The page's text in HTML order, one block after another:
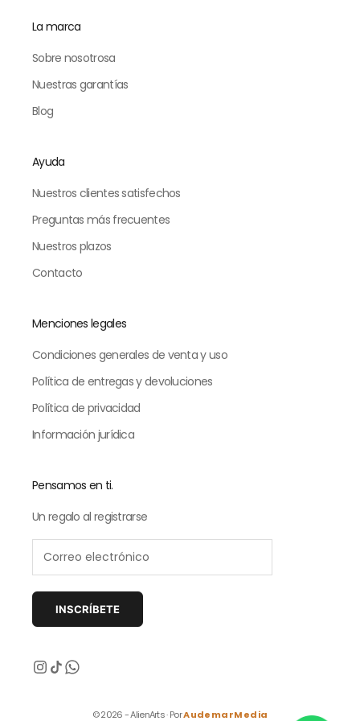
La marca
Sobre nosotrosa
Nuestras garantías
Blog
Ayuda
Nuestros clientes satisfechos
Preguntas más frecuentes
Nuestros plazos
Contacto
Menciones legales
Condiciones generales de venta y uso
Política de entregas y devoluciones
Política de privacidad
Información jurídica
Pensamos en ti.
Un regalo al registrarse
INSCRÍBETE
© 2026 - AlienArts · PorAudemarMedia